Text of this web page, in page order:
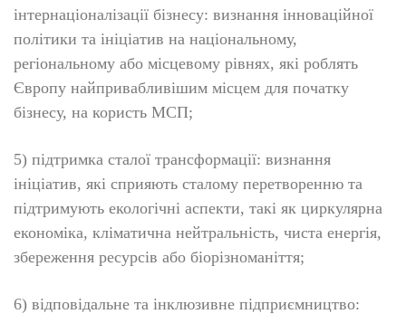
інтернаціоналізації бізнесу: визнання інноваційної
політики та ініціатив на національному,
регіональному або місцевому рівнях, які роблять
Європу найпривабливішим місцем для початку
бізнесу, на користь МСП;
5) підтримка сталої трансформації: визнання
ініціатив, які сприяють сталому перетворенню та
підтримують екологічні аспекти, такі як циркулярна
економіка, кліматична нейтральність, чиста енергія,
збереження ресурсів або біорізноманіття;
6) відповідальне та інклюзивне підприємництво: